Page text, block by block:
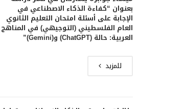
بعنوان “كفاءة الذكاء الاصطناعي في
الإجابة على أسئلة امتحان التعليم الثانوي
العام الفلسطيني (التوجيهي) في المناهج
العربية: حالة (ChatGPT) و(Gemini)”
للمزيد